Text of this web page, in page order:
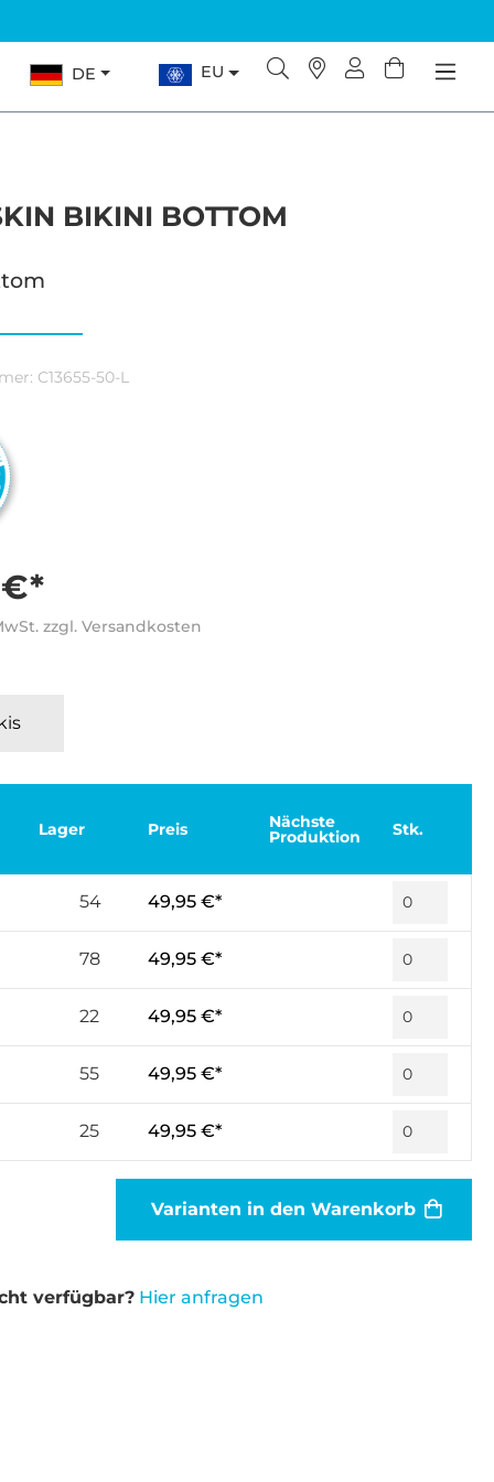
DE EU
BIKINI BOTTOM
C13655-50-L
zzgl. Versandkosten
Lager Preis Nächste
Produktion Stk.
54 49,95 €*
78 49,95 €*
22 49,95 €*
55 49,95 €*
25 49,95 €*
Varianten in den Warenkorb
verfügbar? Hier anfragen